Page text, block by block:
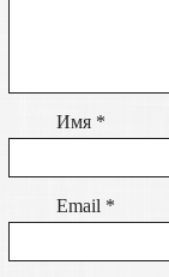
Имя *
Email *